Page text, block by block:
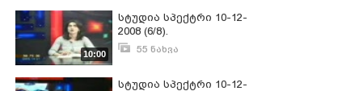
10:00
სტუდია სპექტრი 10-12-
2008 (6/8).
საზოგადოებრივპოლიტიკური
55 ნახვა
სტუდია სპექტრი 10-12-